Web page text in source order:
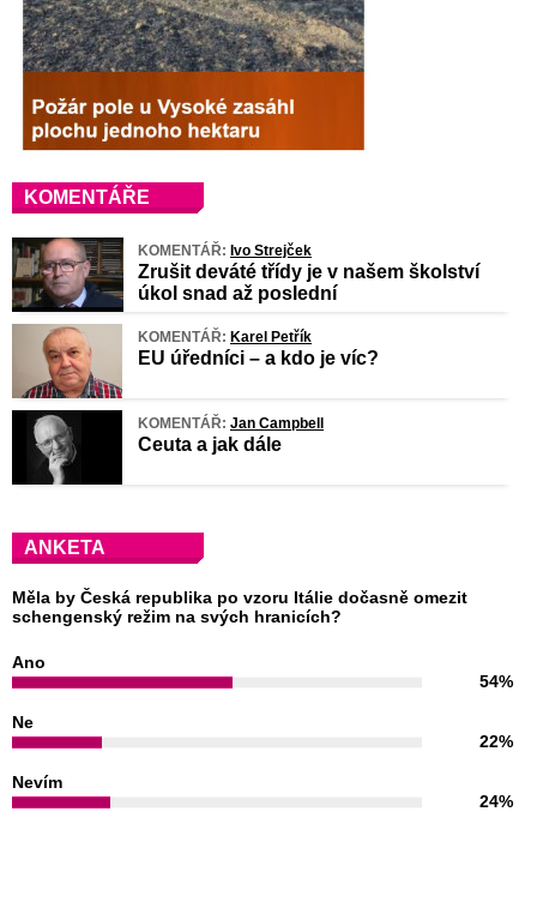
KOMENTÁŘE
KOMENTÁŘ: Ivo Strejček
Zrušit deváté třídy je v našem školství
úkol snad až poslední
KOMENTÁŘ: Karel Petřík
EU úředníci – a kdo je víc?
KOMENTÁŘ: Jan Campbell
Ceuta a jak dále
ANKETA
Měla by Česká republika po vzoru Itálie dočasně omezit
schengenský režim na svých hranicích?
Ano
54%
Ne
22%
Nevím
24%